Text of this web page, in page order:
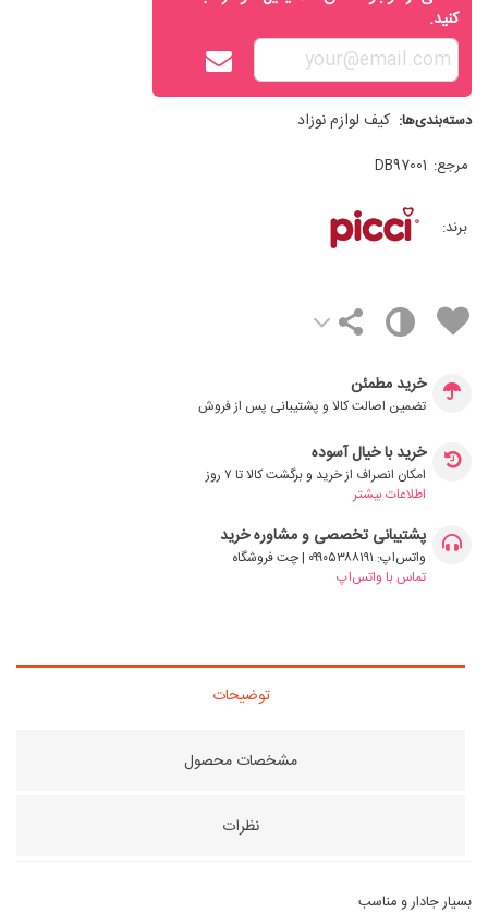
کنید.
دسته‌بندی‌ها: کیف لوازم نوزاد
مرجع: DB97001
برند:
خرید مطمئن
تضمین اصالت کالا و پشتیبانی پس از فروش
خرید با خیال آسوده
امکان انصراف از خرید و برگشت کالا تا ۷ روز
اطلاعات بیشتر
پشتیبانی تخصصی و مشاوره خرید
واتس‌اپ: ۰۹۹۰۵۳۸۸۱۹۱ | چت فروشگاه
تماس با واتس‌اپ
توضیحات
مشخصات محصول
نظرات
بسیار جادار و مناسب